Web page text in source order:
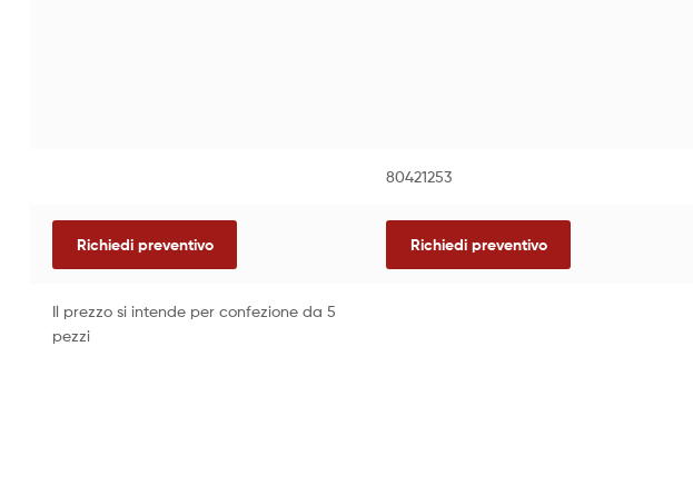
80421253
Richiedi preventivo Richiedi preventivo
Il prezzo si intende per confezione da 5
pezzi